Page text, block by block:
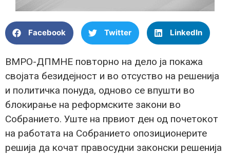
Facebook Twitter LinkedIn
ВМРО-ДПМНЕ повторно на дело ја покажа
својата безидејност и во отсуство на решенија
и политичка понуда, одново се впушти во
блокирање на реформските закони во
Собранието. Уште на првиот ден од почетокот
на работата на Собранието опозиционерите
решија да кочат правосудни законски решенија